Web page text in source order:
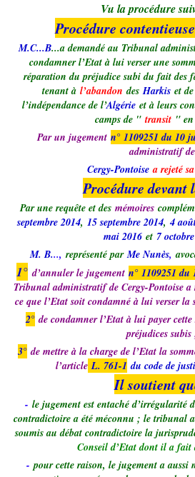
Vu la procédure
Procédure
M.C...B...a demandé au Tribunal
condamner l’Etat à lui verser une
réparation du préjudice subi du fait des
tenant à l’abandon desHarkiset de
l’indépendance de l’Algérie et à leurs
camps de " transit" en
Par un jugement n° 1109251 du 10
administratif de
Cergy-Pontoise a rejeté
Procédure devant
Par une requête et des mémoires
septembre 2014, 15 septembre 2014, 4
mai 2016 et 7
M. B...,représenté par Me Nunès,
1° d’annuler le jugement n° 1109251
Tribunal administratif de Cergy-Pontoise a
ce que l’Etat soit condamné à lui verser la
2° de condamner l’Etat à lui payer
préjudices subis
3° de mettre à la charge de l’Etat la
l’article L. 761-1 du code de
Il soutient
- le jugement est entaché d’irrégularité
contradictoire a été méconnu ; le tribunal
soumis au débat contradictoire la
Conseil d’Etat dont il a
-pour cette raison, le jugement a aussi